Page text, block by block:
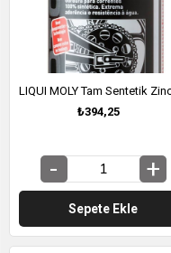
₺394,25
Sepete Ekle